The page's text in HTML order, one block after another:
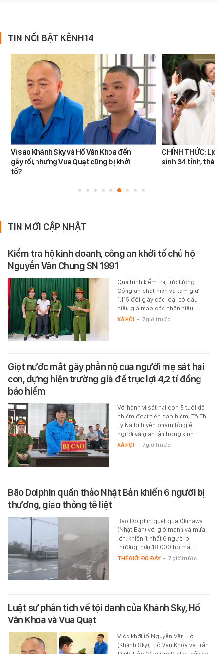
TIN NỔI BẬT KÊNH14
Vì sao Khánh Sky và Hồ Văn Khoa đến
gây rối, nhưng Vua Quạt cũng bị khởi
tố?
CHÍNH THỨC:
sinh 34 tỉnh,
TIN MỚI CẬP NHẬT
Kiểm tra hộ kinh doanh, công an khởi tố chủ hộ
Nguyễn Văn Chung SN 1991
Quá trình kiểm tra, lực lượng
Công an phát hiện và tạm giữ
1.115 đôi giày các loại có dấu
hiệu giả mạo các nhãn hiệu…
XÃ HỘI - 7 giờ trước
Giọt nước mắt gây phẫn nộ của người mẹ sát hại
con, dựng hiện trường giả để trục lợi 4,2 tỉ đồng
bảo hiểm
Với hành vi sát hại con 5 tuổi để
chiếm đoạt tiền bảo hiểm, Tô Thị
Ty Na bị tuyên phạm tội giết
người và gian lận trong kinh…
XÃ HỘI - 7 giờ trước
Bão Dolphin quần thảo Nhật Bản khiến 6 người bị
thương, giao thông tê liệt
Bão Dolphin quét qua Okinawa
(Nhật Bản) với gió mạnh và mưa
lớn, khiến ít nhất 6 người bị
thương, hơn 18.000 hộ mất…
THẾ GIỚI ĐÓ ĐÂY - 7 giờ trước
Luật sư phân tích về tội danh của Khánh Sky, Hồ
Văn Khoa và Vua Quạt
Việc khởi tố Nguyễn Văn Hợi
(Khánh Sky), Hồ Văn Khoa và Trần